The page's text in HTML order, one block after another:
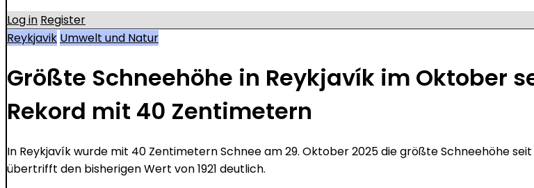
Log in Register
Reykjavik Umwelt und Natur
Größte Schneehöhe in Reykjavík im Oktober
Rekord mit 40 Zentimetern
In Reykjavík wurde mit 40 Zentimetern Schnee am 29. Oktober 2025 die größte Schneehöhe
übertrifft den bisherigen Wert von 1921 deutlich.